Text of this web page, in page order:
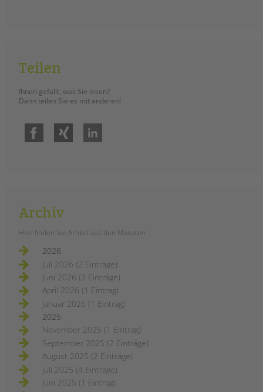
Teilen
Ihnen gefällt, was Sie lesen?
Dann teilen Sie es mit anderen!
Facebook
Archiv
Hier finden Sie Artikel aus den Monaten
2026
Juli 2026 (2 Einträge)
Juni 2026 (3 Einträge)
April 2026 (1 Eintrag)
Januar 2026 (1 Eintrag)
2025
November 2025 (1 Eintrag)
September 2025 (2 Einträge)
August 2025 (2 Einträge)
Juli 2025 (4 Einträge)
Juni 2025 (1 Eintrag)